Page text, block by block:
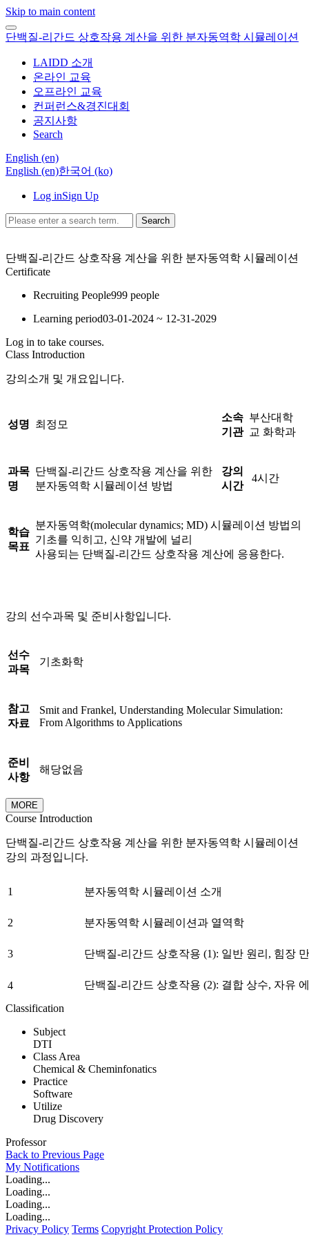
Skip to main content
단백질-리간드 상호작용 계산을 위한 분자동역학 시뮬레이션
LAIDD 소개
온라인 교육
오프라인 교육
컨퍼런스&경진대회
공지사항
Search
English ‎(en)‎
English ‎(en)‎한국어 ‎(ko)‎
Log inSign Up
Search
단백질-리간드 상호작용 계산을 위한 분자동역학 시뮬레이션
Certificate
Recruiting People999 people
Learning period03-01-2024 ~ 12-31-2029
Log in to take courses.
Class Introduction
강의소개 및 개요입니다.
성명 최정모
소속
기관
부산대학
교 화학과
과목
명
단백질-리간드 상호작용 계산을 위한
분자동역학 시뮬레이션 방법
강의
시간
4시간
학습
목표
분자동역학(molecular dynamics; MD) 시뮬레이션 방법의
기초를 익히고, 신약 개발에 널리
사용되는 단백질-리간드 상호작용 계산에 응용한다.
강의 선수과목 및 준비사항입니다.
선수
과목
기초화학
참고
자료
Smit and Frankel, Understanding Molecular Simulation:
From Algorithms to Applications
준비
사항
해당없음
MORE
Course Introduction
단백질-리간드 상호작용 계산을 위한 분자동역학 시뮬레이션
강의 과정입니다.
1 분자동역학 시뮬레이션 소개
2 분자동역학 시뮬레이션과 열역학
3 단백질-리간드 상호작용 (1): 일반 원리, 힘장
4
단백질-리간드 상호작용 (2): 결합 상수, 자유
Classification
Subject
DTI
Class Area
Chemical & Cheminfonatics
Practice
Software
Utilize
Drug Discovery
Professor
Back to Previous Page
My Notifications
Loading...
Loading...
Loading...
Loading...
Privacy Policy Terms Copyright Protection Policy